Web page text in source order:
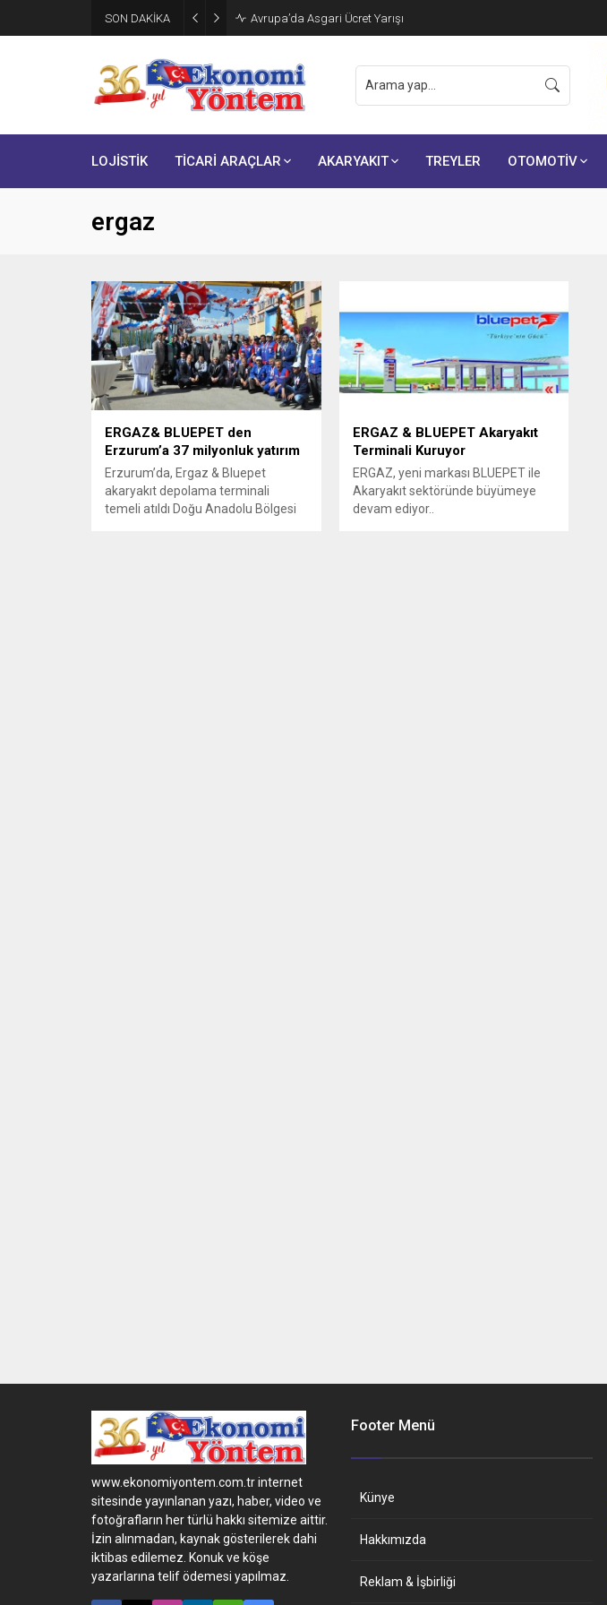
SON DAKİKA Avrupa’da Asgari Ücret Yarışı
LOJİSTİK TİCARİ ARAÇLAR AKARYAKIT TREYLER OTOMOTİV
ergaz
ERGAZ& BLUEPET den
Erzurum’a 37 milyonluk yatırım
Erzurum’da, Ergaz & Bluepet
akaryakıt depolama terminali
temeli atıldı Doğu Anadolu Bölgesi
ERGAZ & BLUEPET Akaryakıt
Terminali Kuruyor
ERGAZ, yeni markası BLUEPET ile
Akaryakıt sektöründe büyümeye
devam ediyor..
www.ekonomiyontem.com.tr internet
sitesinde yayınlanan yazı, haber, video ve
fotoğrafların her türlü hakkı sitemize aittir.
İzin alınmadan, kaynak gösterilerek dahi
iktibas edilemez. Konuk ve köşe
yazarlarına telif ödemesi yapılmaz.
Footer Menü
Künye
Hakkımızda
Reklam & İşbirliği